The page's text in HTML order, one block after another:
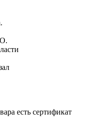
есть сертификат